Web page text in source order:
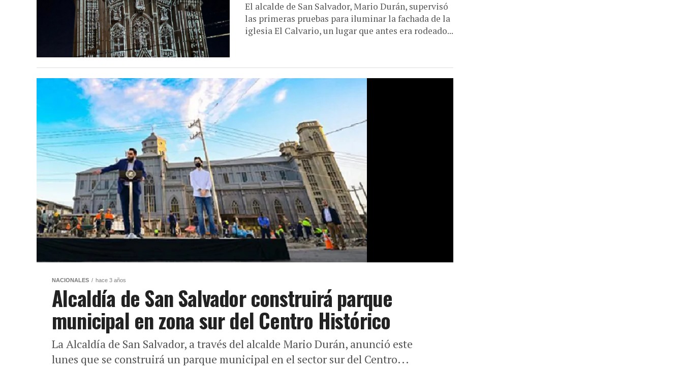
El alcalde de San Salvador, Mario Durán, supervisó
las primeras pruebas para iluminar la fachada de la
iglesia El Calvario, un lugar que antes era rodeado...
NACIONALES hace 3 años
Alcaldía de San Salvador construirá parque
municipal en zona sur del Centro Histórico
La Alcaldía de San Salvador, a través del alcalde Mario Durán, anunció este
lunes que se construirá un parque municipal en el sector sur del Centro...